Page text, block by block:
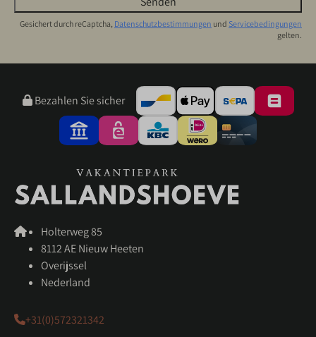
Gesichert durch reCaptcha, Datenschutzbestimmungen und Servicebedingungen
gelten.
Bezahlen Sie sicher
Holterweg 85
8112 AE Nieuw Heeten
Overijssel
Nederland
+31(0)572321342